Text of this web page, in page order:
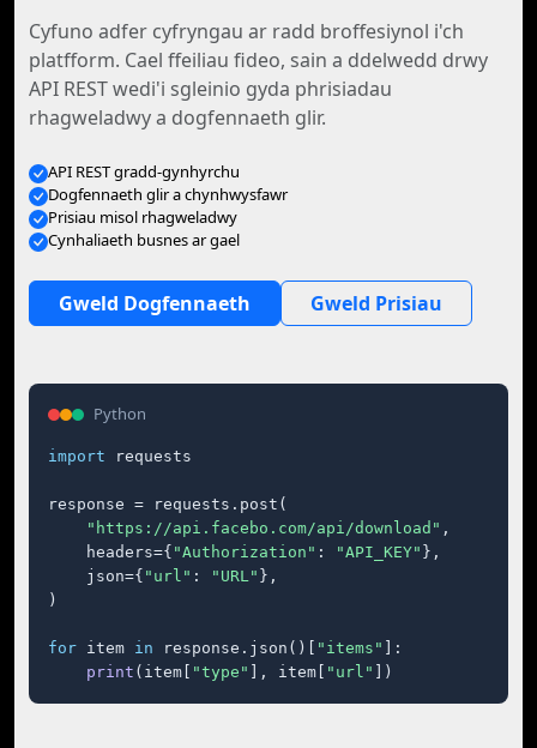
Cyfuno adfer cyfryngau ar radd broffesiynol i'ch
platfform. Cael ffeiliau fideo, sain a ddelwedd drwy
API REST wedi'i sgleinio gyda phrisiadau
rhagweladwy a dogfennaeth glir.
API REST gradd-gynhyrchu
Dogfennaeth glir a chynhwysfawr
Prisiau misol rhagweladwy
Cynhaliaeth busnes ar gael
Gweld Dogfennaeth Gweld Prisiau
Python
import requests
response = requests.post(
"https://api.facebo.com/api/download" ,
    headers={
"Authorization" : "API_KEY" },
    json={
"url" : "URL" },
)
for item in response.json()[ "items"
]:
print (item[ "type" ], item[ "url" ])